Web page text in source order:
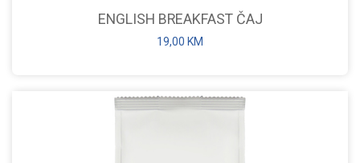
ENGLISH BREAKFAST ČAJ
19,00 KM